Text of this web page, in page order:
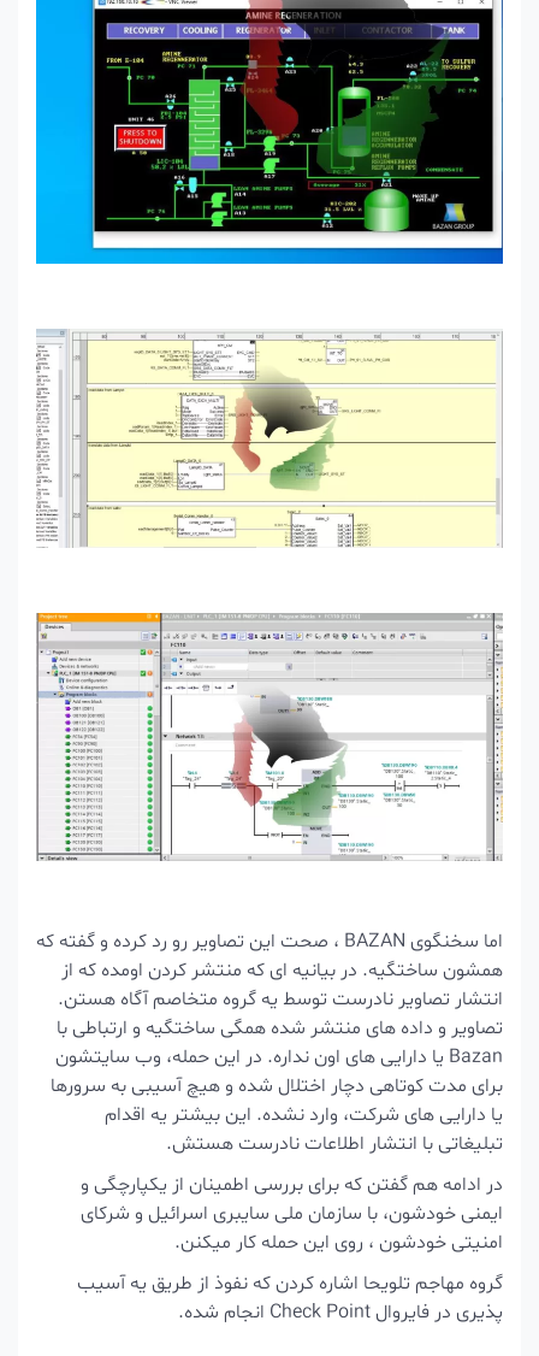
اما سخنگوی BAZAN ، صحت این تصاویر رو رد کرده و گفته که
همشون ساختگیه. در بیانیه ای که منتشر کردن اومده که از
انتشار تصاویر نادرست توسط یه گروه متخاصم آگاه هستن.
تصاویر و داده های منتشر شده همگی ساختگیه و ارتباطی با
Bazan یا دارایی های اون نداره. در این حمله، وب سایتشون
برای مدت کوتاهی دچار اختلال شده و هیچ آسیبی به سرورها
یا دارایی های شرکت، وارد نشده. این بیشتر یه اقدام
تبلیغاتی با انتشار اطلاعات نادرست هستش.
در ادامه هم گفتن که برای بررسی اطمینان از یکپارچگی و
ایمنی خودشون، با سازمانملی سایبری اسرائیلو شرکای
امنیتی خودشون ، روی این حمله کار میکنن.
گروه مهاجم تلویحا اشاره کردن که نفوذ از طریق یه آسیب
پذیری در فایروال Check Point انجام شده.